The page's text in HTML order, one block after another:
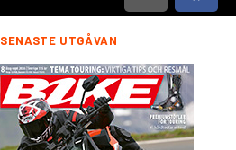
SENASTE UTGÅVAN